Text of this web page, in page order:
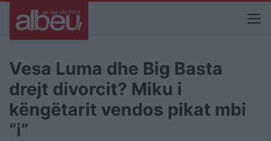
Vesa Luma dhe Big Basta
drejt divorcit? Miku i
këngëtarit vendos pikat mbi
“i”